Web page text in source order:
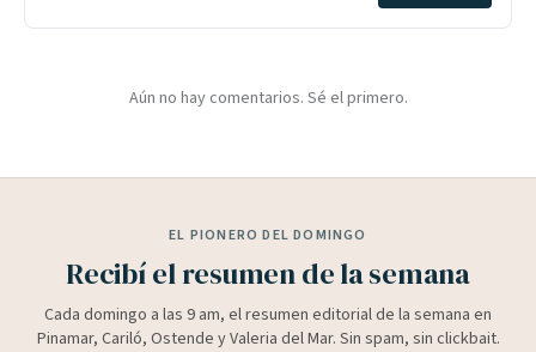
Aún no hay comentarios. Sé el primero.
EL PIONERO DEL DOMINGO
Recibí el resumen de la semana
Cada domingo a las 9 am, el resumen editorial de la semana en
Pinamar, Cariló, Ostende y Valeria del Mar. Sin spam, sin clickbait.